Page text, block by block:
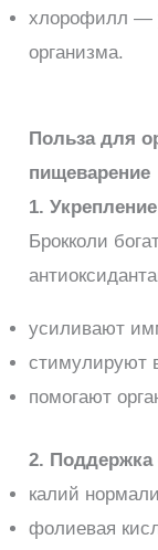
хлорофилл —
организма.
Польза для
пищеварение
1.
Брокколи
усиливают
стимулируют
помогают
2. Поддержка
калий
фолиевая